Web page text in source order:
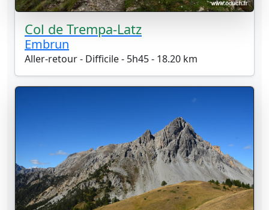
Col de Trempa-Latz
Embrun
Aller-retour - Difficile - 5h45 - 18.20 km